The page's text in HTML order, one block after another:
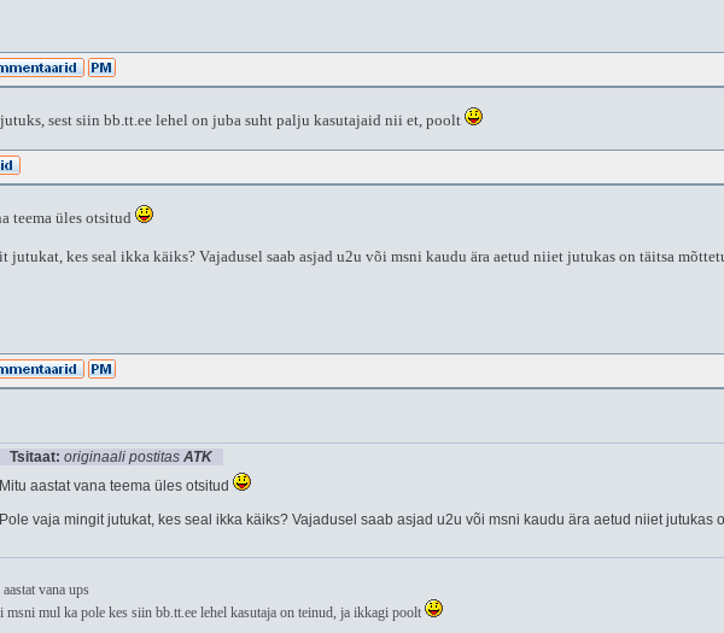
sest siin bb.tt.ee lehel on juba suht palju kasutajaid nii et, poolt
teema üles otsitud
jutukat, kes seal ikka käiks? Vajadusel saab asjad u2u või msni kaudu ära aetud niiet jutukas on täitsa
Tsitaat: originaali postitas ATK
Mitu aastat vana teema üles otsitud
Pole vaja mingit jutukat, kes seal ikka käiks? Vajadusel saab asjad u2u või msni kaudu ära aetud niiet jutukas
vana ups
msni mul ka pole kes siin bb.tt.ee lehel kasutaja on teinud, ja ikkagi poolt